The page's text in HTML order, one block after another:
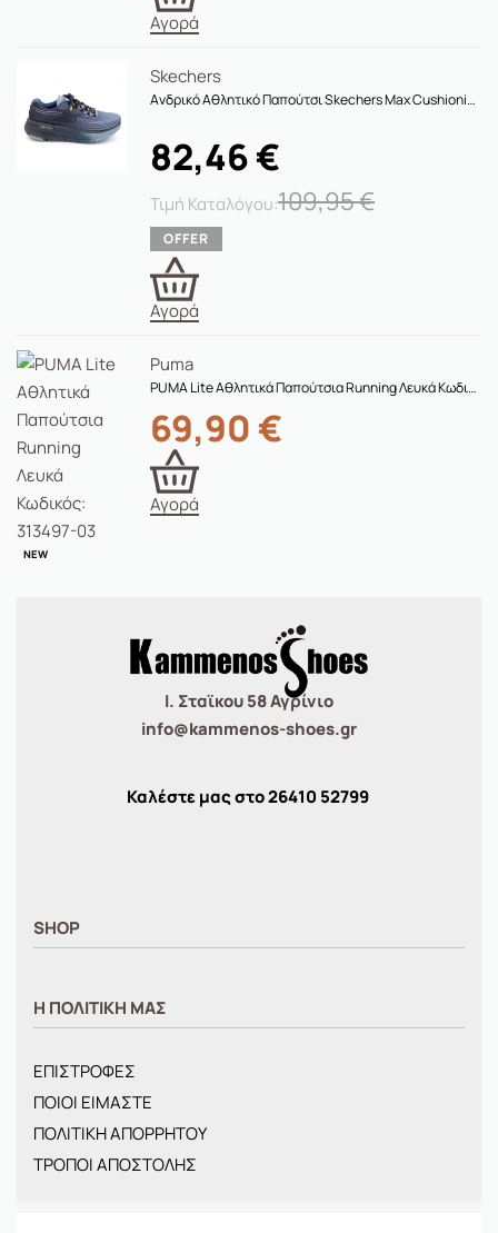
Αγορά
Skechers
Ανδρικό Αθλητικό Παπούτσι Skechers Max Cushioning Premier 2.0 Χρώματος Μπλε 220835-NVY
109,95€
82,46€
Αγορά
NEW
Puma
PUMA Lite Αθλητικά Παπούτσια Running Λευκά Κωδικός: 313497-03
69,90 €
Αγορά
Ι. Σταϊκου 58 Αγρίνιο
info@kammenos-shoes.gr
Καλέστε μας στο26410 52799
SHOP
ΓΥΝΑΙΚΕΙΑ
BRANDS
ΝΕΕΣ ΑΦΙΞΕΙΣ
OFFERS
ΤΣΑΝΤΕΣ
Η ΠΟΛΙΤΙΚΗ ΜΑΣ
ΕΠΙΣΤΡΟΦΕΣ
ΠΟΙΟΙ ΕΙΜΑΣΤΕ
ΠΟΛΙΤΙΚΗ ΑΠΟΡΡΗΤΟΥ
ΤΡΟΠΟΙ ΑΠΟΣΤΟΛΗΣ